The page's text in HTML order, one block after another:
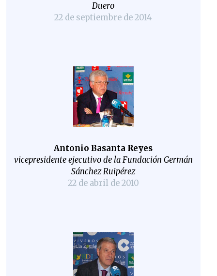
Duero
22 de septiembre de 2014
Antonio Basanta Reyes
vicepresidente ejecutivo de la Fundación Germán
Sánchez Ruipérez
22 de abril de 2010